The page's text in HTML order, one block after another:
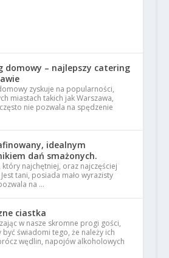
domowy – najlepszy catering
zyskuje na popularności,
miastach takich jak Warszawa,
nie pozwala na spędzenie
idealnym
dań smażonych.
który najchętniej, oraz najczęściej
tani, posiada mało wyrazisty
na …
ciastka
w nasze skromne progi gości,
być świadomi tego, że należy ich
wędlin, napojów alkoholowych